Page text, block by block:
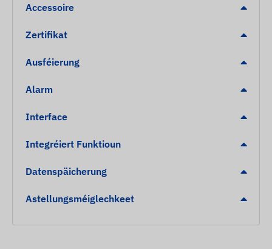
Accessoire
Zertifikat
Ausféierung
Alarm
Interface
Integréiert Funktioun
Datenspäicherung
Astellungsméiglechkeet